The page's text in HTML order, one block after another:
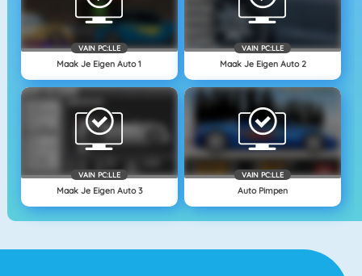
VAIN PC:LLE
Maak Je Eigen Auto 1
VAIN PC:LLE
Maak Je Eigen Auto 2
VAIN PC:LLE
Maak Je Eigen Auto 3
VAIN PC:LLE
Auto Pimpen